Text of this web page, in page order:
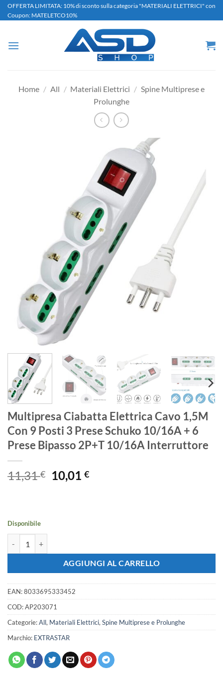
Salta
ai
OFFERTA LIMITATA: 10% di sconto sulla categoria "MATERIALI ELETTRICI" con
Coupon: MATELETCO10%
Home / All / Materiali Elettrici / Spine Multiprese e
Prolunghe
Multipresa Ciabatta Elettrica Cavo 1,5M
Con 9 Posti 3 Prese Schuko 10/16A + 6
Prese Bipasso 2P+T 10/16A Interruttore
11,31€
Il
prezzo
10,01€Il
Disponibile
AGGIUNGI AL CARRELLO
EAN:8033695333452
COD:AP203071
Categorie:All, Materiali Elettrici, Spine Multiprese e Prolunghe
Marchio: EXTRASTAR